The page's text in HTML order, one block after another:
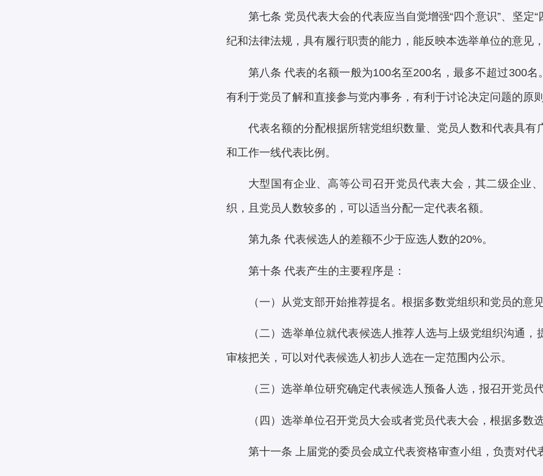
第七条 党员代表大会的代表应当自觉增强“四个意识”、坚定
纪和法律法规，具有履行职责的能力，能反映本选举单位的意见
第八条 代表的名额一般为100名至200名，最多不超过300
有利于党员了解和直接参与党内事务，有利于讨论决定问题的原
代表名额的分配根据所辖党组织数量、党员人数和代表具
和工作一线代表比例。
大型国有企业、高等公司召开党员代表大会，其二级企业
织，且党员人数较多的，可以适当分配一定代表名额。
第九条 代表候选人的差额不少于应选人数的20%。
第十条 代表产生的主要程序是：
（一）从党支部开始推荐提名。根据多数党组织和党员的意
（二）选举单位就代表候选人推荐人选与上级党组织沟通
审核把关，可以对代表候选人初步人选在一定范围内公示。
（三）选举单位研究确定代表候选人预备人选，报召开党员
（四）选举单位召开党员大会或者党员代表大会，根据多数
第十一条 上届党的委员会成立代表资格审查小组，负责对代